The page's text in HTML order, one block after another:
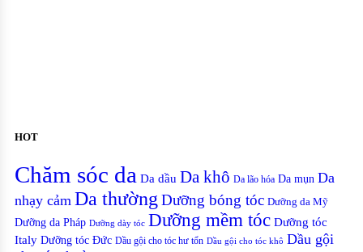
HOT
Chăm sóc da Da dầu Da khô Da lão hóa Da mụn Da
nhạy cảm Da thường Dưỡng bóng tóc Dưỡng da Mỹ
Dưỡng da Pháp Dưỡng dày tóc Dưỡng mềm tóc Dưỡng tóc
Italy Dưỡng tóc Đức Dầu gội cho tóc hư tổn Dầu gội cho tóc khô Dầu gội